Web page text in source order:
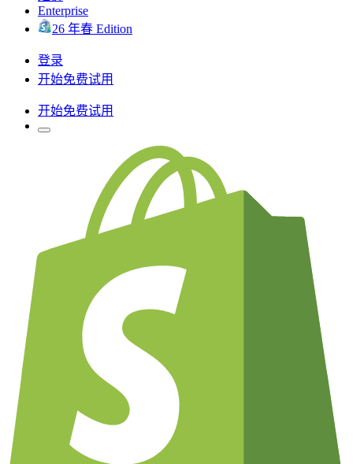
Enterprise
26 年春 Edition
登录
开始免费试用
开始免费试用